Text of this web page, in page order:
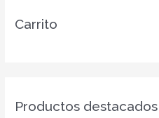
Carrito
Productos destacados